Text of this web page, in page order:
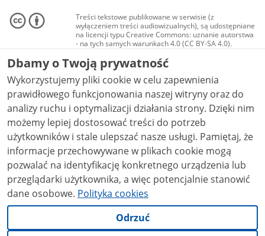
Treści tekstowe publikowane w serwisie (z
wyłączeniem treści audiowizualnych), są udostępniane
na licencji typu Creative Commons: uznanie autorstwa
- na tych samych warunkach 4.0 (CC BY-SA 4.0).
Materiały audiowizualne, w tym zdjęcia, materiały
audio i wideo, są udostępniane na licencji typu
Creative Commons: uznanie autorstwa użycie
niekomercyjne - bez utworów zależnych 4.0 (CC BY-
NC-ND 4.0), o ile nie jest to stwierdzone inaczej.
Dbamy o Twoją prywatność
Wykorzystujemy pliki cookie w celu zapewnienia
prawidłowego funkcjonowania naszej witryny oraz do
analizy ruchu i optymalizacji działania strony. Dzięki nim
możemy lepiej dostosować treści do potrzeb
użytkowników i stale ulepszać nasze usługi. Pamiętaj, że
informacje przechowywane w plikach cookie mogą
pozwalać na identyfikację konkretnego urządzenia lub
przeglądarki użytkownika, a więc potencjalnie stanowić
dane osobowe. Polityka cookies
Odrzuć